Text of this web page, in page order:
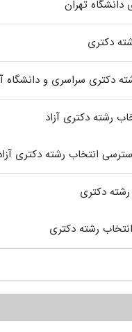
دانشگاه تهران
دکتری
دکتری سراسری و دانشگاه
رشته دکتری آزاد
انتخاب رشته دکتری
دکتری
رشته دکتری